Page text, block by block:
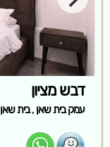
דבש מציון
עמק בית שאן ,בית שאן